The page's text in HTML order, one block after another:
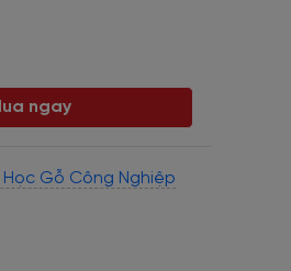
ngay
Học Gỗ Công Nghiệp